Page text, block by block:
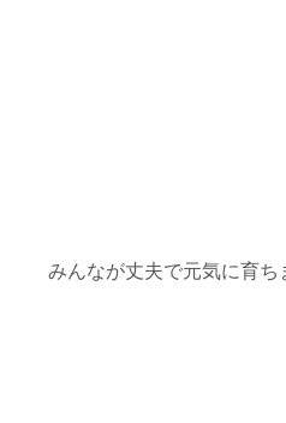
みんなが丈夫で元気に育ち